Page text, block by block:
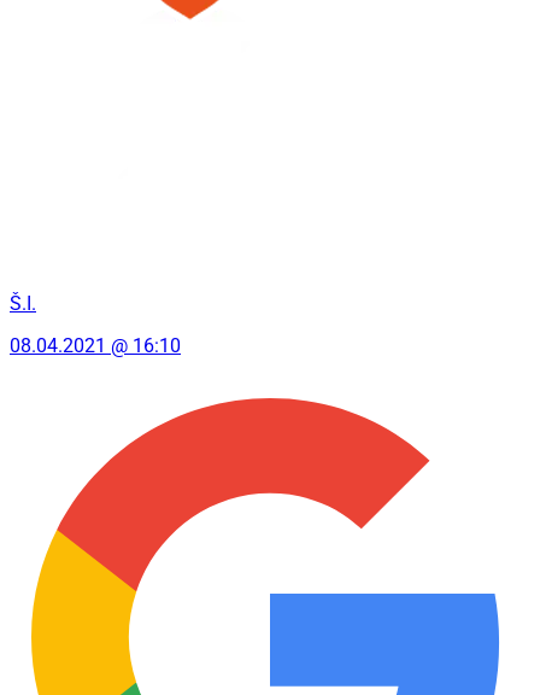
Š.I.
08.04.2021 @ 16:10